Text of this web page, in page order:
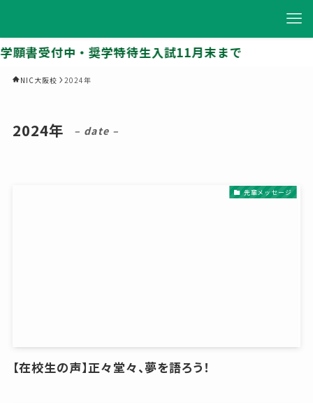
受付中・奨学特待生入試11月末まで
NIC大阪校 2024年
2024年 – date –
先輩メッセージ
【在校生の声】正々堂々、夢を語ろう！